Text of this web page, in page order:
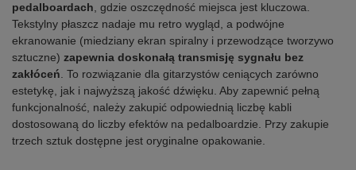
pedalboardach , gdzie oszczędność miejsca jest kluczowa.
Tekstylny płaszcz nadaje mu retro wygląd, a podwójne
ekranowanie (miedziany ekran spiralny i przewodzące tworzywo
sztuczne) zapewnia doskonałą transmisję sygnału bez
zakłóceń . To rozwiązanie dla gitarzystów ceniących zarówno
estetykę, jak i najwyższą jakość dźwięku. Aby zapewnić pełną
funkcjonalność, należy zakupić odpowiednią liczbę kabli
dostosowaną do liczby efektów na pedalboardzie. Przy zakupie
trzech sztuk dostępne jest oryginalne opakowanie.